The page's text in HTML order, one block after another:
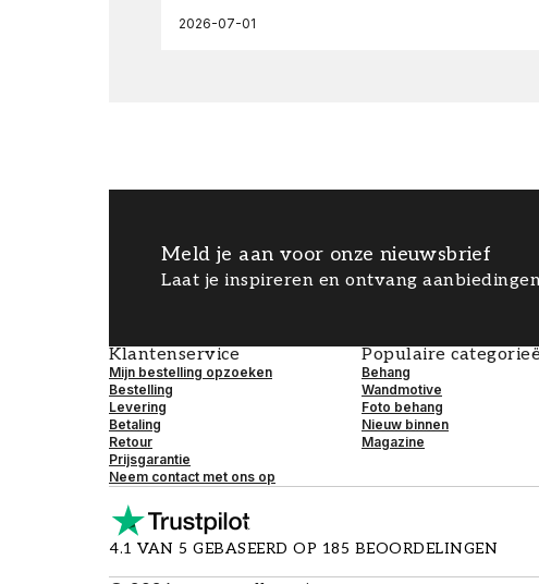
2026-07-01
Meld je aan voor onze nieuwsbrief
Laat je inspireren en ontvang
Klantenservice
Mijn bestelling opzoeken
Bestelling
Levering
Betaling
Retour
Prijsgarantie
Neem contact met ons op
Populaire
Behang
Wandmotive
Foto behang
Nieuw binnen
Magazine
4.1 VAN 5 GEBASEERD OP 185 BEOORDELINGEN